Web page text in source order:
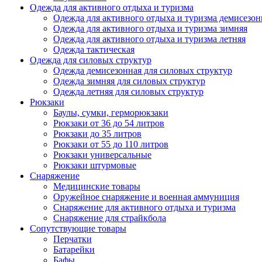
Одежда для активного отдыха и туризма
Одежда для активного отдыха и туризма
Одежда для активного отдыха и туризма зимняя
Одежда для активного отдыха и туризма летняя
Одежда тактическая
Одежда для силовых структур
Одежда демисезонная для силовых структур
Одежда зимняя для силовых структур
Одежда летняя для силовых структур
Рюкзаки
Баулы, сумки, герморюкзаки
Рюкзаки от 36 до 54 литров
Рюкзаки до 35 литров
Рюкзаки от 55 до 110 литров
Рюкзаки универсальные
Рюкзаки штурмовые
Снаряжение
Медицинские товары
Оружейное снаряжение и военная аммуниция
Снаряжение для активного отдыха и туризма
Снаряжение для страйкбола
Сопутствующие товары
Перчатки
Батарейки
Бафы